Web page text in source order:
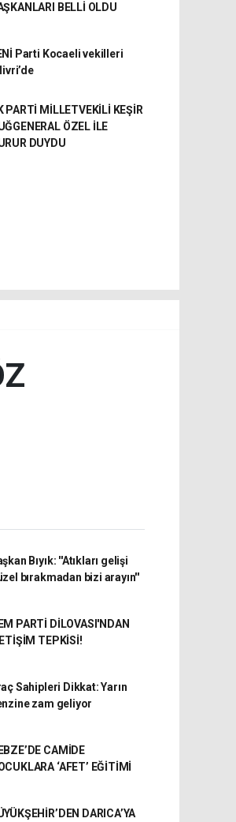
BELLİ OLDU
Parti Kocaeli vekilleri
PARTİ MİLLETVEKİLİ KEŞİR
ÖZEL İLE
DUYDU
Bıyık: ''Atıkları gelişi
bırakmadan bizi arayın''
PARTİ DİLOVASI'NDAN
TEPKİSİ!
Sahipleri Dikkat: Yarın
zam geliyor
CAMİDE
‘AFET’ EĞİTİMİ
DARICA’YA